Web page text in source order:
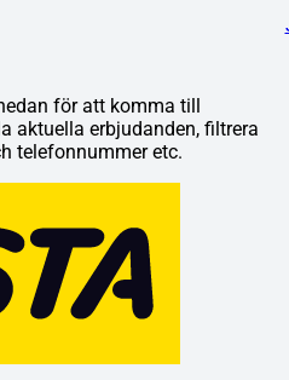
för att komma till
aktuella erbjudanden, filtrera
telefonnummer etc.